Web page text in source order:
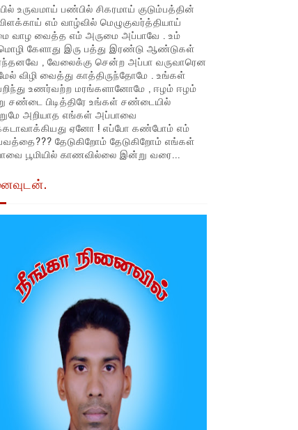
உருவமாய் பண்பில் சிகரமாய் குடும்பத்தின்
எம் வாழ்வில் மெழுகுவர்த்தியாய்
வாழ வைத்த எம் அருமை அப்பாவே . உம்
கேளாது இரு பத்து இரண்டு ஆண்டுகள்
, வேலைக்கு சென்ற அப்பா வருவாரென
விழி வைத்து காத்திருந்தோமே . உங்கள்
உணர்வற்ற மரங்களானோமே , ஈழம் ஈழம்
சண்டை பிடித்திரே உங்கள் சண்டையில்
அறியாத எங்கள் அப்பாவை
ஏனோ ! எப்போ கண்போம் எம்
தேடுகிறோம் தேடுகிறோம் எங்கள்
பூமியில் காணவில்லை இன்று வரை...